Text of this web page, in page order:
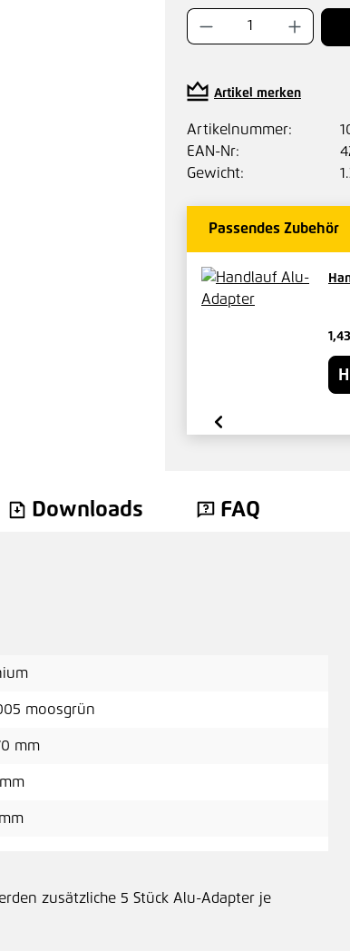
Produkt
Artikel merken
Artikelnummer:
EAN-Nr:
Gewicht:
Passendes Zubehör
Downloads FAQ
moosgrün
mm
zusätzliche 5 Stück Alu-Adapter je